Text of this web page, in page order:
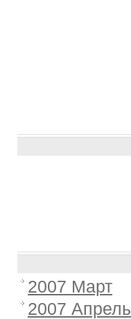
2007 Март
2007 Апрель